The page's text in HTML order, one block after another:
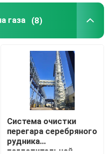
золота
плавя
газа (8)
Система очистки
перегара серебряного
рудника
поглотительной